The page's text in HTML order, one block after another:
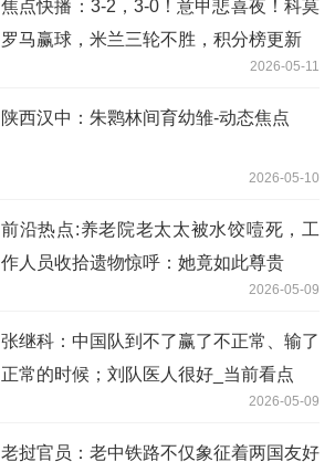
焦点快播：3-2，3-0！意甲悲喜夜！科莫
罗马赢球，米兰三轮不胜，积分榜更新
2026-05-11
陕西汉中：朱鹮林间育幼雏-动态焦点
2026-05-10
前沿热点:养老院老太太被水饺噎死，工
作人员收拾遗物惊呼：她竟如此尊贵
2026-05-09
张继科：中国队到不了赢了不正常、输了
正常的时候；刘队医人很好_当前看点
2026-05-09
老挝官员：老中铁路不仅象征着两国友好